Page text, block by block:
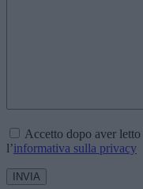
Accetto dopo aver
l’informativa sulla privacy